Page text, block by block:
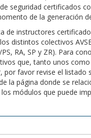
seguridad certificados
de la generación
de instructores
distintos colectivos
RA, SP y ZR). Para
que, tanto unos
por favor revise el listado
la página donde se
módulos que puede